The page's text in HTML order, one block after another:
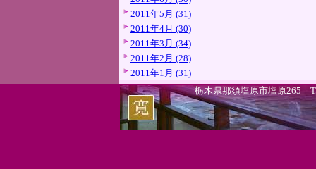
2011年5月 (31)
2011年4月 (30)
2011年3月 (34)
2011年2月 (28)
2011年1月 (31)
栃木県那須塩原市塩原265